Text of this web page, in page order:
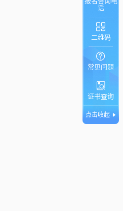
话
二维码
常见问题
证书查询
点击收起